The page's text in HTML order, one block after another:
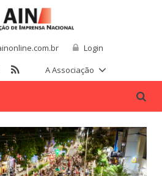
Login
A Associação